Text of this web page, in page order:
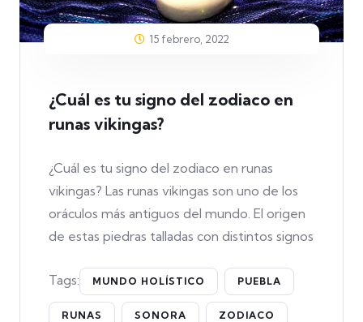
15 febrero, 2022
¿Cuál es tu signo del zodiaco en
runas vikingas?
¿Cuál es tu signo del zodiaco en runas
vikingas? Las runas vikingas son uno de los
oráculos más antiguos del mundo. El origen
de estas piedras talladas con distintos signos
Tags: MUNDO HOLÍSTICO PUEBLA
RUNAS SONORA ZODIACO